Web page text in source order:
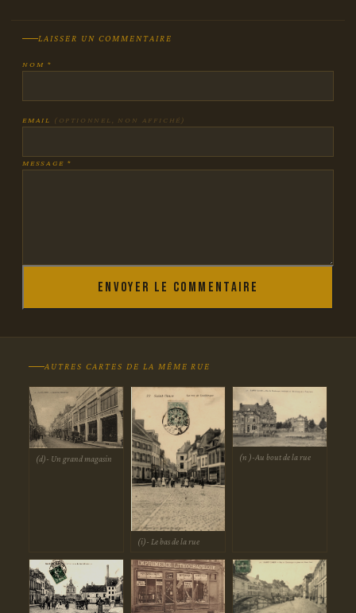
LAISSER UN COMMENTAIRE
NOM *
EMAIL (OPTIONNEL, NON AFFICHÉ)
MESSAGE *
Envoyer le commentaire
AUTRES CARTES DE LA MÊME RUE
(d)- Un grand magasin
(i)- Le bas de la rue
(n )-Au bout de la rue